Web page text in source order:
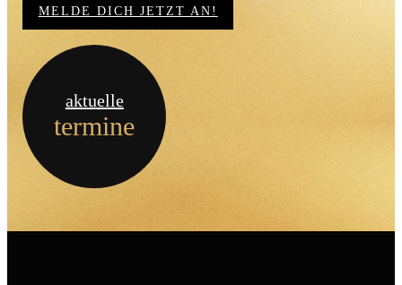
MELDE DICH JETZT AN!
aktuelle
termine